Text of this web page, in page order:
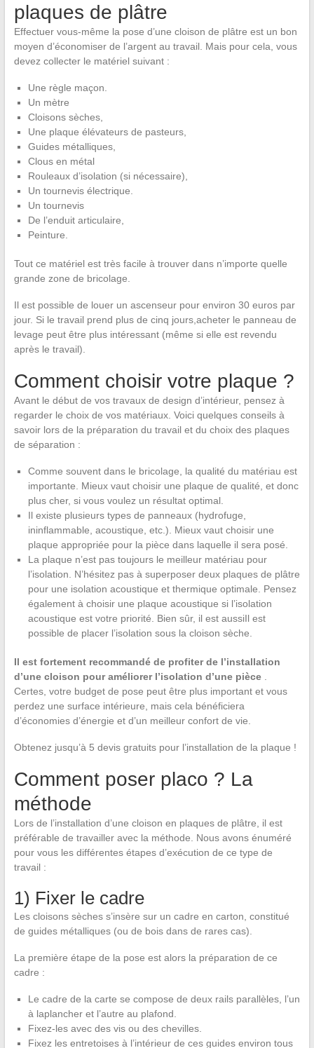
plaques de plâtre
Effectuer vous-même la pose d’une cloison de plâtre est un bon
moyen d’économiser de l’argent au travail. Mais pour cela, vous
devez collecter le matériel suivant :
Une règle maçon.
Un mètre
Cloisons sèches,
Une plaque élévateurs de pasteurs,
Guides métalliques,
Clous en métal
Rouleaux d’isolation (si nécessaire),
Un tournevis électrique.
Un tournevis
De l’enduit articulaire,
Peinture.
Tout ce matériel est très facile à trouver dans n’importe quelle
grande zone de bricolage.
Il est possible de louer un ascenseur pour environ 30 euros par
jour. Si le travail prend plus de cinq jours,acheter le panneau de
levage peut être plus intéressant (même si elle est revendu
après le travail).
Comment choisir votre plaque ?
Avant le début de vos travaux de design d’intérieur, pensez à
regarder le choix de vos matériaux. Voici quelques conseils à
savoir lors de la préparation du travail et du choix des plaques
de séparation :
Comme souvent dans le bricolage, la qualité du matériau est
importante. Mieux vaut choisir une plaque de qualité, et donc
plus cher, si vous voulez un résultat optimal.
Il existe plusieurs types de panneaux (hydrofuge,
ininflammable, acoustique, etc.). Mieux vaut choisir une
plaque appropriée pour la pièce dans laquelle il sera posé.
La plaque n’est pas toujours le meilleur matériau pour
l’isolation. N’hésitez pas à superposer deux plaques de plâtre
pour une isolation acoustique et thermique optimale. Pensez
également à choisir une plaque acoustique si l’isolation
acoustique est votre priorité. Bien sûr, il est aussiIl est
possible de placer l’isolation sous la cloison sèche.
Il est fortement recommandé de profiter de l’installation
d’une cloison pour améliorer l’isolation d’une pièce.
Certes, votre budget de pose peut être plus important et vous
perdez une surface intérieure, mais cela bénéficiera
d’économies d’énergie et d’un meilleur confort de vie.
Obtenez jusqu’à 5 devis gratuits pour l’installation de la plaque !
Comment poser placo ? La
méthode
Lors de l’installation d’une cloison en plaques de plâtre, il est
préférable de travailler avec la méthode. Nous avons énuméré
pour vous les différentes étapes d’exécution de ce type de
travail :
1) Fixer le cadre
Les cloisons sèches s’insère sur un cadre en carton, constitué
de guides métalliques (ou de bois dans de rares cas).
La première étape de la pose est alors la préparation de ce
cadre :
Le cadre de la carte se compose de deux rails parallèles, l’un
à laplancher et l’autre au plafond.
Fixez-les avec des vis ou des chevilles.
Fixez les entretoises à l’intérieur de ces guides environ tous